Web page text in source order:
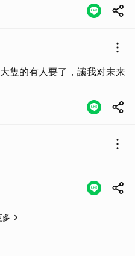
隻的有人要了，讓我对未来
多